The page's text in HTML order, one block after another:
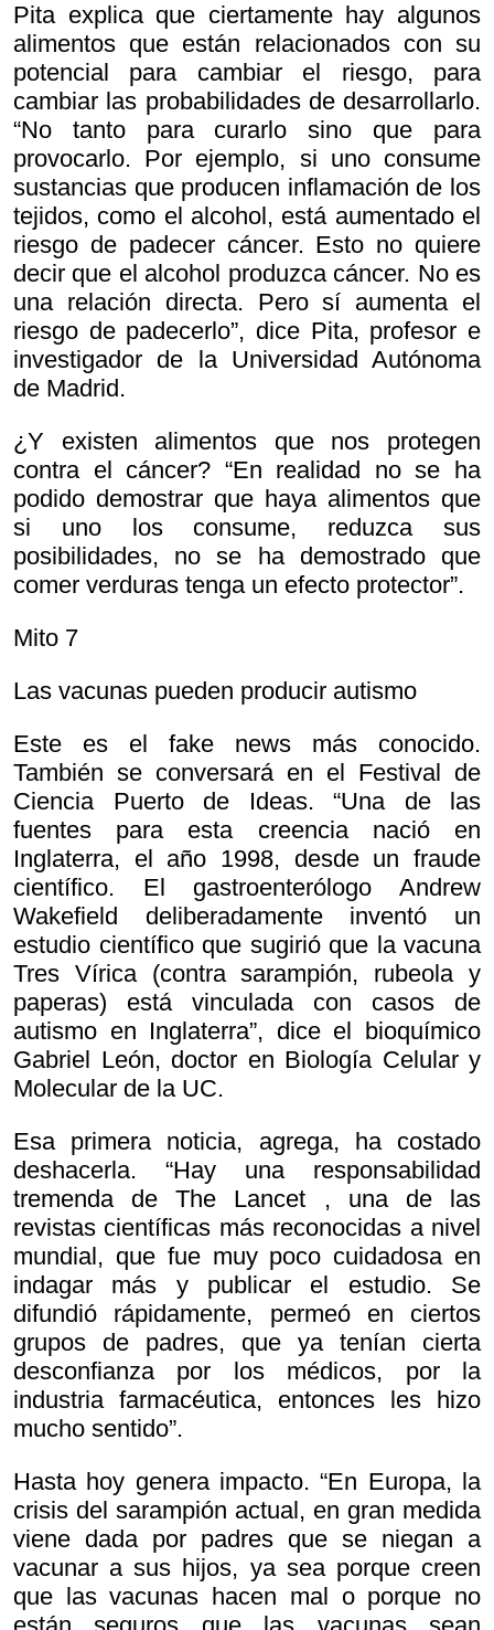
Pita explica que ciertamente hay algunos
alimentos que están relacionados con su
potencial para cambiar el riesgo, para
cambiar las probabilidades de desarrollarlo.
“No tanto para curarlo sino que para
provocarlo. Por ejemplo, si uno consume
sustancias que producen inflamación de los
tejidos, como el alcohol, está aumentado el
riesgo de padecer cáncer. Esto no quiere
decir que el alcohol produzca cáncer. No es
una relación directa. Pero sí aumenta el
riesgo de padecerlo”, dice Pita, profesor e
investigador de la Universidad Autónoma
de Madrid.
¿Y existen alimentos que nos protegen
contra el cáncer? “En realidad no se ha
podido demostrar que haya alimentos que
si uno los consume, reduzca sus
posibilidades, no se ha demostrado que
comer verduras tenga un efecto protector”.
Mito 7
Las vacunas pueden producir autismo
Este es el fake news más conocido.
También se conversará en el Festival de
Ciencia Puerto de Ideas. “Una de las
fuentes para esta creencia nació en
Inglaterra, el año 1998, desde un fraude
científico. El gastroenterólogo Andrew
Wakefield deliberadamente inventó un
estudio científico que sugirió que la vacuna
Tres Vírica (contra sarampión, rubeola y
paperas) está vinculada con casos de
autismo en Inglaterra”, dice el bioquímico
Gabriel León, doctor en Biología Celular y
Molecular de la UC.
Esa primera noticia, agrega, ha costado
deshacerla. “Hay una responsabilidad
tremenda deThe Lancet , una de las
revistas científicas más reconocidas a nivel
mundial, que fue muy poco cuidadosa en
indagar más y publicar el estudio. Se
difundió rápidamente, permeó en ciertos
grupos de padres, que ya tenían cierta
desconfianza por los médicos, por la
industria farmacéutica, entonces les hizo
mucho sentido”.
Hasta hoy genera impacto. “En Europa, la
crisis del sarampión actual, en gran medida
viene dada por padres que se niegan a
vacunar a sus hijos, ya sea porque creen
que las vacunas hacen mal o porque no